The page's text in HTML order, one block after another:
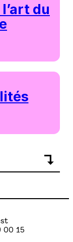
du
00 15